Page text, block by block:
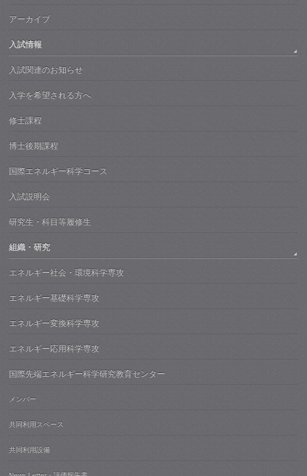
アーカイブ
入試情報
入試関連のお知らせ
入学を希望される方へ
修士課程
博士後期課程
国際エネルギー科学コース
入試説明会
研究生・科目等履修生
組織・研究
エネルギー社会・環境科学専攻
エネルギー基礎科学専攻
エネルギー変換科学専攻
エネルギー応用科学専攻
国際先端エネルギー科学研究教育センター
メンバー
共同利用スペース
共同利用設備